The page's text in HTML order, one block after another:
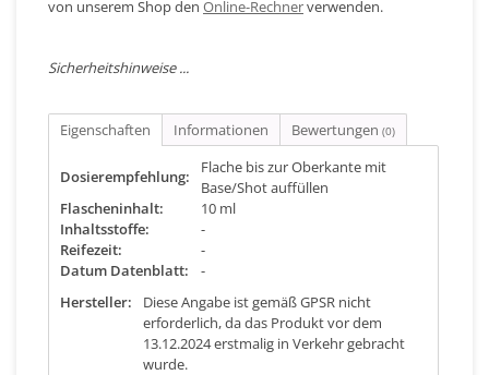
von unserem Shop den Online-Rechnerverwenden.
Sicherheitshinweise ...
Eigenschaften Informationen Bewertungen (0)
Dosierempfehlung:
Flache bis zur Oberkante mit
Base/Shot auffüllen
Flascheninhalt:
10 ml
Inhaltsstoffe:
-
Reifezeit:
-
Datum Datenblatt:
-
Hersteller:
Diese Angabe ist gemäß GPSR nicht
erforderlich, da das Produkt vor dem
13.12.2024 erstmalig in Verkehr gebracht
wurde.